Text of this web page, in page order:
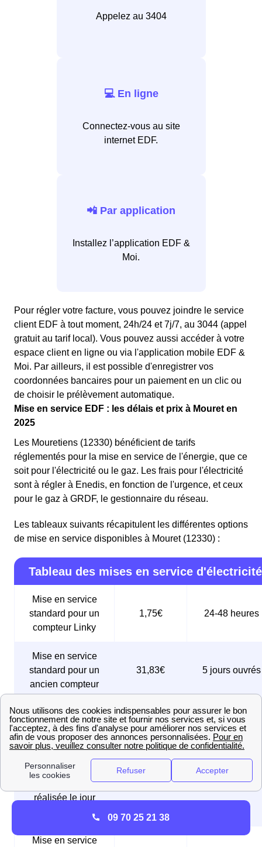
Appelez au 3404
💻 En ligne
Connectez-vous au site
internet EDF.
📲 Par application
Installez l’application EDF &
Moi.
Pour régler votre facture, vous pouvez joindre le service
client EDF à tout moment, 24h/24 et 7j/7, au 3044 (appel
gratuit au tarif local). Vous pouvez aussi accéder à votre
espace client en ligne ou via l'application mobile EDF &
Moi. Par ailleurs, il est possible d'enregistrer vos
coordonnées bancaires pour un paiement en un clic ou
de choisir le prélèvement automatique.
Mise en service EDF : les délais et prix à Mouret en
2025
Les Mouretiens (12330) bénéficient de tarifs
réglementés pour la mise en service de l'énergie, que ce
soit pour l'électricité ou le gaz. Les frais pour l'électricité
sont à régler à Enedis, en fonction de l'urgence, et ceux
pour le gaz à GRDF, le gestionnaire du réseau.
Les tableaux suivants récapitulent les différentes options
de mise en service disponibles à Mouret (12330) :
Tableau des mises en service d'électricité
Mise en service
standard pour un
compteur Linky
1,75€ 24-48 heures
Mise en service
standard pour un
ancien compteur
31,83€ 5 jours ouvrés
Mise en service
express
74,83€
sous 24 à 48
heures
urgente pour un
compteur Linky,
réalisée le jour
61,25€ Le jour même
Mise en service
09 70 25 21 38